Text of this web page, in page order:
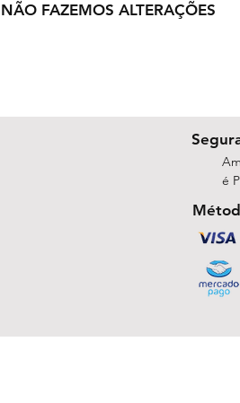
NÃO FAZEMOS ALTERAÇÕES
é